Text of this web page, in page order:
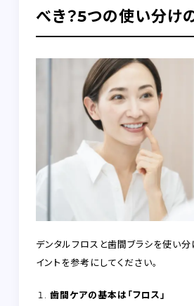
べき？5つの使い分け
デンタルフロスと歯間ブラシを使い
イントを参考にしてください。
歯間ケアの基本は「フロス」